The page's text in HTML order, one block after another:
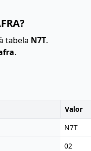
tabela N7T.
.
Valor
N7T
02